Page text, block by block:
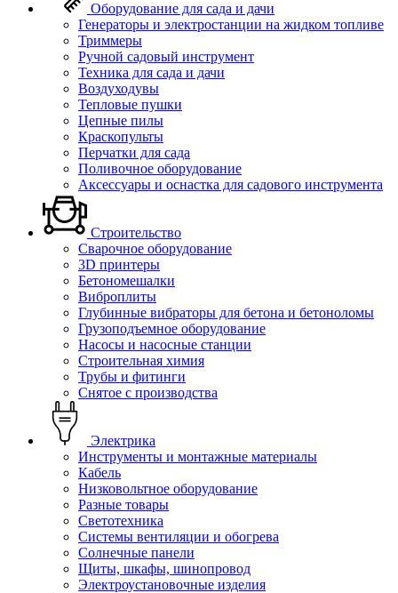
Оборудование для сада и дачи
Генераторы и электростанции на жидком топливе
Триммеры
Ручной садовый инструмент
Техника для сада и дачи
Воздуходувы
Тепловые пушки
Цепные пилы
Краскопульты
Перчатки для сада
Поливочное оборудование
Аксессуары и оснастка для садового инструмента
Строительство
Сварочное оборудование
3D принтеры
Бетономешалки
Виброплиты
Глубинные вибраторы для бетона и бетоноломы
Грузоподъемное оборудование
Насосы и насосные станции
Строительная химия
Трубы и фитинги
Снятое с производства
Электрика
Инструменты и монтажные материалы
Кабель
Низковольтное оборудование
Разные товары
Светотехника
Системы вентиляции и обогрева
Солнечные панели
Щиты, шкафы, шинопровод
Электроустановочные изделия